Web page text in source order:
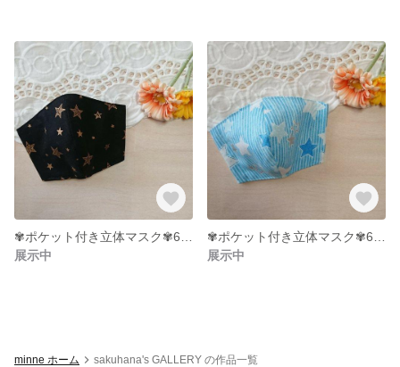
展示中
展示中
minne ホーム sakuhana's GALLERY の作品一覧